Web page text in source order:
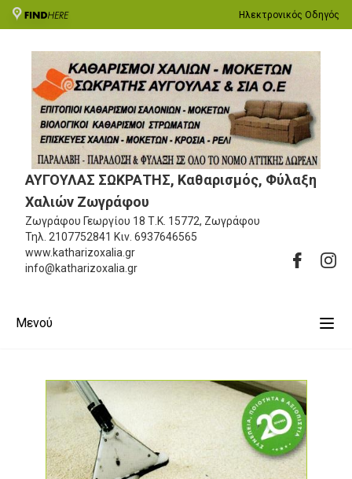
Ηλεκτρονικός Οδηγός
ΑΥΓΟΥΛΑΣ ΣΩΚΡΑΤΗΣ, Καθαρισμός, Φύλαξη
Χαλιών Ζωγράφου
Ζωγράφου Γεωργίου 18 Τ.Κ. 15772, Ζωγράφου
Τηλ. 2107752841 Κιν. 6937646565
www.katharizoxalia.gr
info@katharizoxalia.gr
Μενού